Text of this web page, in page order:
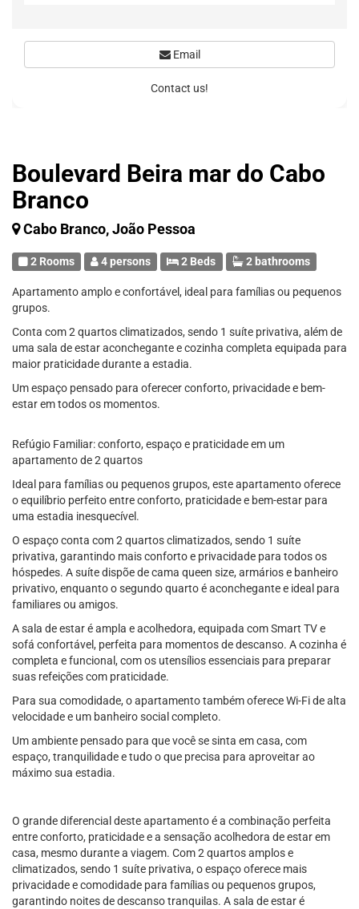
Boulevard Beira mar do Cabo
Branco
Cabo Branco, João Pessoa
2 Rooms 4 persons 2 Beds 2 bathrooms
Apartamento amplo e confortável, ideal para famílias ou pequenos
grupos.
Conta com 2 quartos climatizados, sendo 1 suíte privativa, além de
uma sala de estar aconchegante e cozinha completa equipada para
maior praticidade durante a estadia.
Um espaço pensado para oferecer conforto, privacidade e bem-
estar em todos os momentos.
Refúgio Familiar: conforto, espaço e praticidade em um
apartamento de 2 quartos
Ideal para famílias ou pequenos grupos, este apartamento oferece
o equilíbrio perfeito entre conforto, praticidade e bem-estar para
uma estadia inesquecível.
O espaço conta com 2 quartos climatizados, sendo 1 suíte
privativa, garantindo mais conforto e privacidade para todos os
hóspedes. A suíte dispõe de cama queen size, armários e banheiro
privativo, enquanto o segundo quarto é aconchegante e ideal para
familiares ou amigos.
A sala de estar é ampla e acolhedora, equipada com Smart TV e
sofá confortável, perfeita para momentos de descanso. A cozinha é
completa e funcional, com os utensílios essenciais para preparar
suas refeições com praticidade.
Para sua comodidade, o apartamento também oferece Wi-Fi de alta
velocidade e um banheiro social completo.
Um ambiente pensado para que você se sinta em casa, com
espaço, tranquilidade e tudo o que precisa para aproveitar ao
máximo sua estadia.
O grande diferencial deste apartamento é a combinação perfeita
entre conforto, praticidade e a sensação acolhedora de estar em
casa, mesmo durante a viagem. Com 2 quartos amplos e
climatizados, sendo 1 suíte privativa, o espaço oferece mais
privacidade e comodidade para famílias ou pequenos grupos,
garantindo noites de descanso tranquilas. A sala de estar é
Email
Contact us!